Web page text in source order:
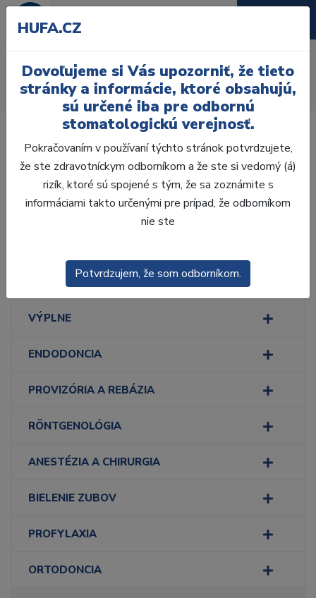
Úvod Ordinácia Dezinfekcia
Dezinfekcia
Odtlačkové lyžice
Laboratórium, Zub.
technika
ODLTAČKOVANIE
VÝPLNE
ENDODONCIA
PROVIZÓRIA A REBÁZIA
RÖNTGENOLÓGIA
ANESTÉZIA A CHIRURGIA
BIELENIE ZUBOV
PROFYLAXIA
ORTODONCIA
HUFA.CZ
Dovoľujeme si Vás upozorniť, že tieto
stránky a informácie, ktoré obsahujú,
sú určené iba pre odbornú
stomatologickú verejnosť.
Pokračovaním v používaní týchto stránok potvrdzujete,
že ste zdravotníckym odborníkom a že ste si vedomý (á)
rizík, ktoré sú spojené s tým, že sa zoznámite s
informáciami takto určenými pre prípad, že odborníkom
nie ste
Potvrdzujem, že som odborníkom.